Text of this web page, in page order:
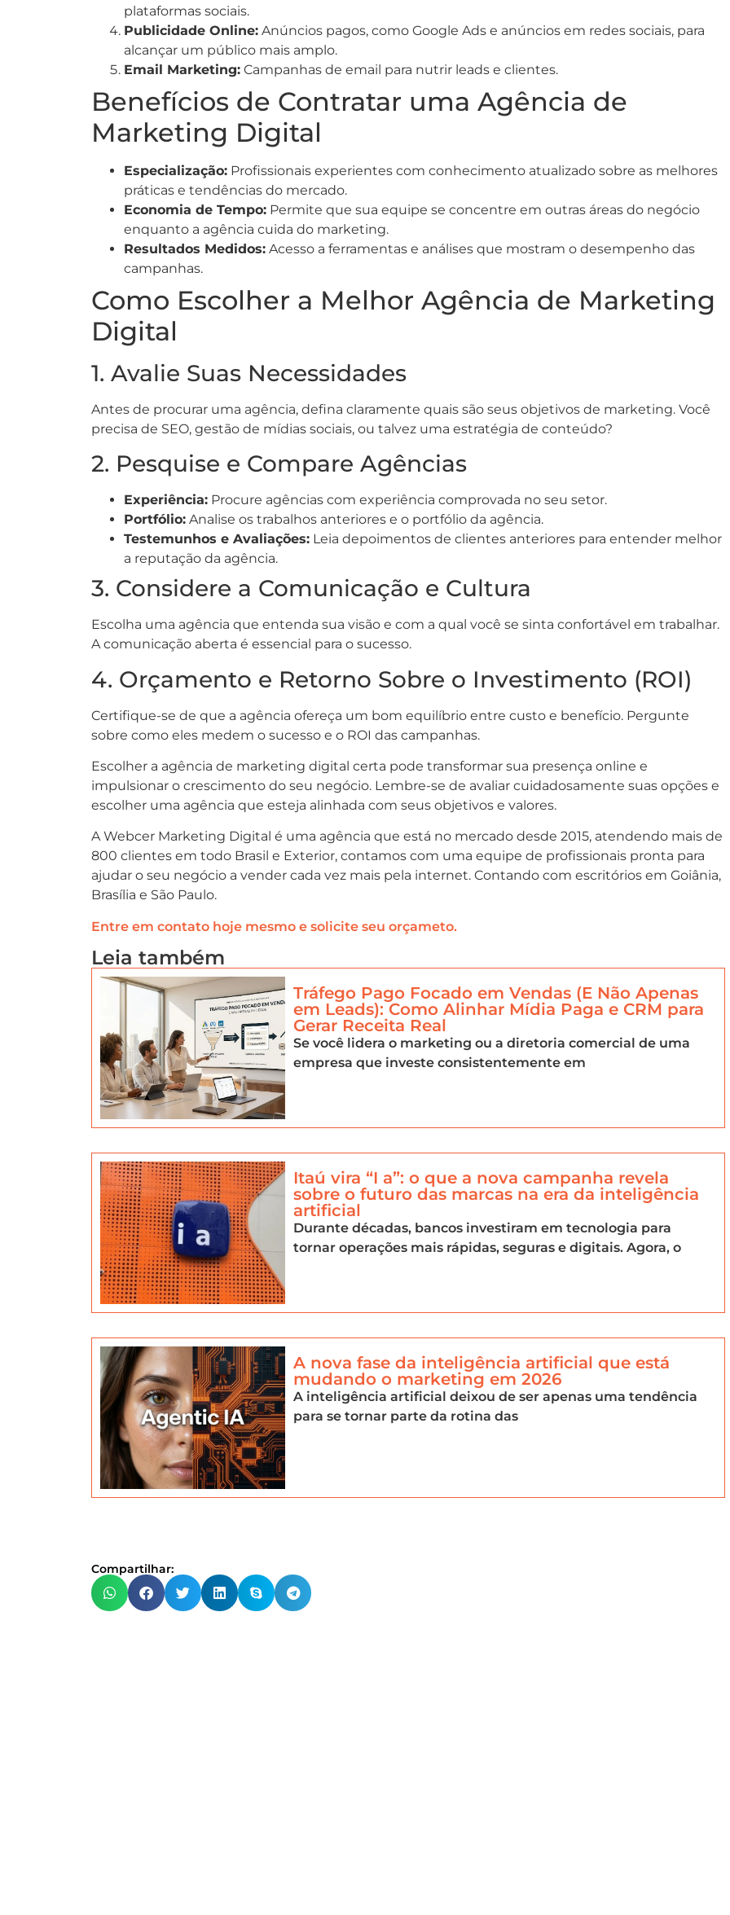
plataformas sociais.
Publicidade Online: Anúncios pagos, como Google Ads e anúncios em redes sociais, para
alcançar um público mais amplo.
Email Marketing: Campanhas de email para nutrir leads e clientes.
Benefícios de Contratar uma Agência de
Marketing Digital
Especialização: Profissionais experientes com conhecimento atualizado sobre as melhores
práticas e tendências do mercado.
Economia de Tempo: Permite que sua equipe se concentre em outras áreas do negócio
enquanto a agência cuida do marketing.
Resultados Medidos: Acesso a ferramentas e análises que mostram o desempenho das
campanhas.
Como Escolher a Melhor Agência de Marketing
Digital
1. Avalie Suas Necessidades
Antes de procurar uma agência, defina claramente quais são seus objetivos de marketing. Você
precisa de SEO, gestão de mídias sociais, ou talvez uma estratégia de conteúdo?
2. Pesquise e Compare Agências
Experiência: Procure agências com experiência comprovada no seu setor.
Portfólio: Analise os trabalhos anteriores e o portfólio da agência.
Testemunhos e Avaliações: Leia depoimentos de clientes anteriores para entender melhor
a reputação da agência.
3. Considere a Comunicação e Cultura
Escolha uma agência que entenda sua visão e com a qual você se sinta confortável em trabalhar.
A comunicação aberta é essencial para o sucesso.
4. Orçamento e Retorno Sobre o Investimento (ROI)
Certifique-se de que a agência ofereça um bom equilíbrio entre custo e benefício. Pergunte
sobre como eles medem o sucesso e o ROI das campanhas.
Escolher a agência de marketing digital certa pode transformar sua presença online e
impulsionar o crescimento do seu negócio. Lembre-se de avaliar cuidadosamente suas opções e
escolher uma agência que esteja alinhada com seus objetivos e valores.
A Webcer Marketing Digital é uma agência que está no mercado desde 2015, atendendo mais de
800 clientes em todo Brasil e Exterior, contamos com uma equipe de profissionais pronta para
ajudar o seu negócio a vender cada vez mais pela internet. Contando com escritórios em Goiânia,
Brasília e São Paulo.
Entre em contato hoje mesmo e solicite seu orçameto.
Leia também
Tráfego Pago Focado em Vendas (E Não Apenas
em Leads): Como Alinhar Mídia Paga e CRM para
Gerar Receita Real
Se você lidera o marketing ou a diretoria comercial de uma
empresa que investe consistentemente em
Itaú vira “I a”: o que a nova campanha revela
sobre o futuro das marcas na era da inteligência
artificial
Durante décadas, bancos investiram em tecnologia para
tornar operações mais rápidas, seguras e digitais. Agora, o
A nova fase da inteligência artificial que está
mudando o marketing em 2026
A inteligência artificial deixou de ser apenas uma tendência
para se tornar parte da rotina das
Compartilhar: